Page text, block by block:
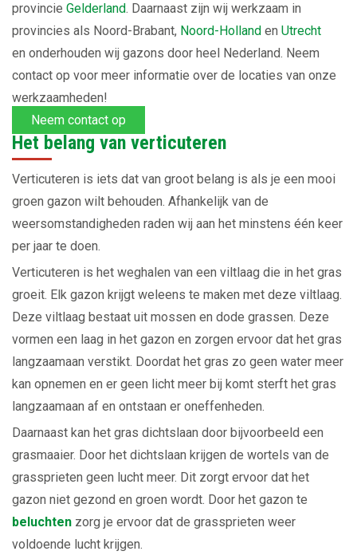
provincie Gelderland. Daarnaast zijn wij werkzaam in
provincies als Noord-Brabant, Noord-Holland en Utrecht
en onderhouden wij gazons door heel Nederland. Neem
contact op voor meer informatie over de locaties van onze
werkzaamheden!
Neem contact op
Het belang van verticuteren
Verticuteren is iets dat van groot belang is als je een mooi
groen gazon wilt behouden. Afhankelijk van de
weersomstandigheden raden wij aan het minstens één keer
per jaar te doen.
Verticuteren is het weghalen van een viltlaag die in het gras
groeit. Elk gazon krijgt weleens te maken met deze viltlaag.
Deze viltlaag bestaat uit mossen en dode grassen. Deze
vormen een laag in het gazon en zorgen ervoor dat het gras
langzaamaan verstikt. Doordat het gras zo geen water meer
kan opnemen en er geen licht meer bij komt sterft het gras
langzaamaan af en ontstaan er oneffenheden.
Daarnaast kan het gras dichtslaan door bijvoorbeeld een
grasmaaier. Door het dichtslaan krijgen de wortels van de
grassprieten geen lucht meer. Dit zorgt ervoor dat het
gazon niet gezond en groen wordt. Door het gazon te
beluchten zorg je ervoor dat de grassprieten weer
voldoende lucht krijgen.